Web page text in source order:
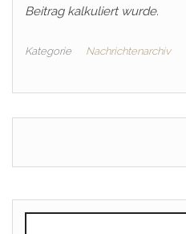
Beitrag kalkuliert wurde.
Kategorie Nachrichtenarchiv